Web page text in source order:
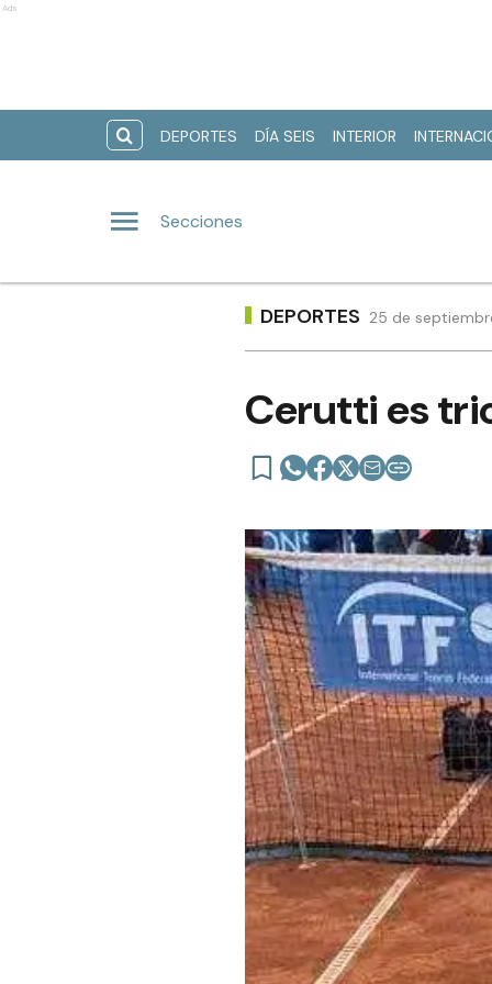
Ads
DEPORTES DÍA SEIS INTERIOR
Secciones
DEPORTES 25 de
Cerutti es